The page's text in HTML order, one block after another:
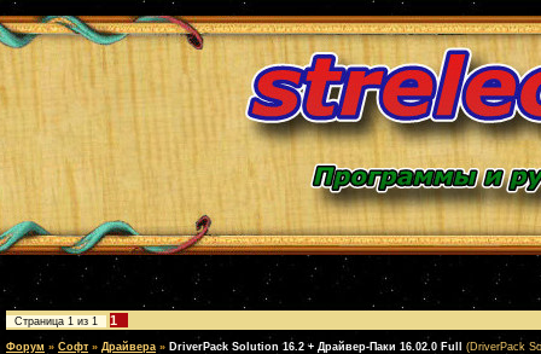
Страница 1 из 1 1
Форум » Софт » Драйвера » DriverPack Solution 16.2 + Драйвер-Паки 16.02.0 Full (DriverPack